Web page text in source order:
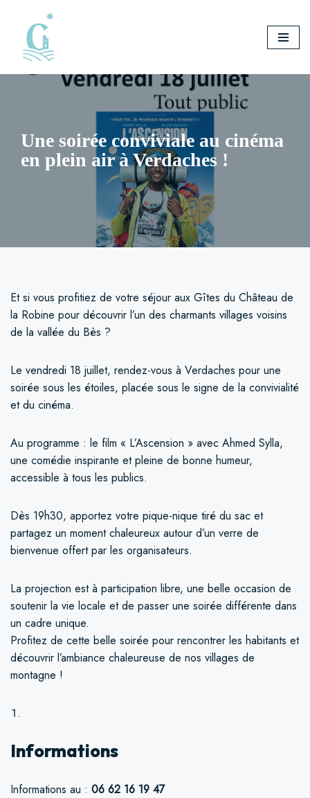
Aller
contenu
Une soirée conviviale au cinéma
en plein air à Verdaches !
Et si vous profitiez de votre séjour aux Gîtes du Château de
la Robine pour découvrir l’un des charmants villages voisins
de la vallée du Bès ?
Le vendredi 18 juillet, rendez-vous à Verdaches pour une
soirée sous les étoiles, placée sous le signe de la convivialité
et du cinéma.
Au programme : le film « L’Ascension » avec Ahmed Sylla,
une comédie inspirante et pleine de bonne humeur,
accessible à tous les publics.
Dès 19h30, apportez votre pique-nique tiré du sac et
partagez un moment chaleureux autour d’un verre de
bienvenue offert par les organisateurs.
La projection est à participation libre, une belle occasion de
soutenir la vie locale et de passer une soirée différente dans
un cadre unique.
Profitez de cette belle soirée pour rencontrer les habitants et
découvrir l’ambiance chaleureuse de nos villages de
montagne !
Informations
Informations au : 06 62 16 19 47